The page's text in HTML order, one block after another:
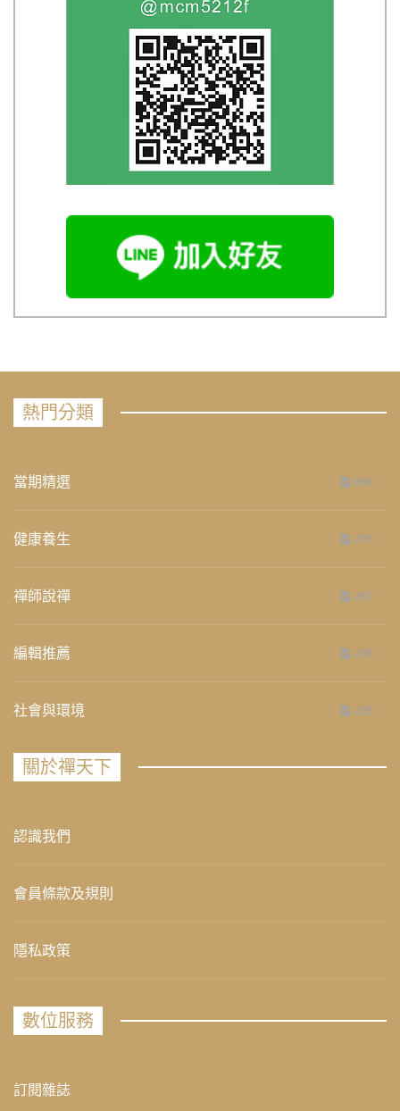
熱門分類
當期精選 658
健康養生 276
禪師說禪 267
編輯推薦 236
社會與環境 235
關於禪天下
認識我們
會員條款及規則
隱私政策
數位服務
訂閱雜誌